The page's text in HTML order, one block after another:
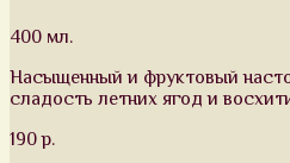
400 мл.
Насыщенный и фруктовый
сладость летних ягод и
190 р.